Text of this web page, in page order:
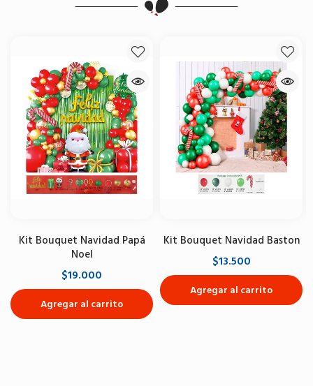
Kit Bouquet Navidad Papá
Noel
$19.000
Agregar al carrito
Kit Bouquet Navidad Baston
$13.500
Agregar al carrito